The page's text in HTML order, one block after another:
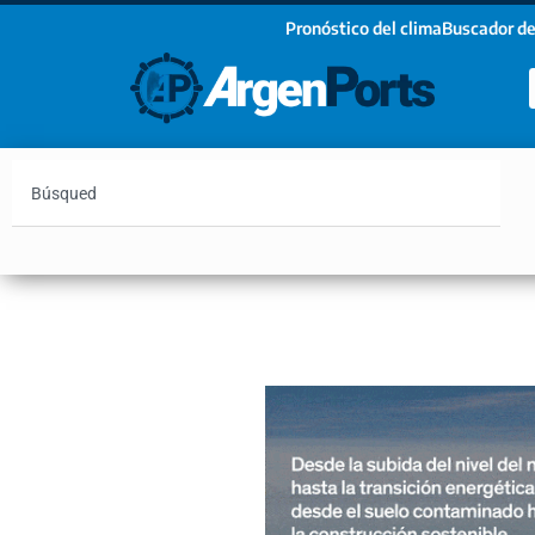
Pronóstico del climaBuscador
¡Sumate a nuestro Newsletter!
Email
Estoy de acuerdo con las condiciones y políticas